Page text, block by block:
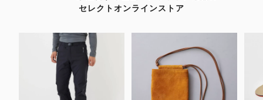
セレクトオンラインストア